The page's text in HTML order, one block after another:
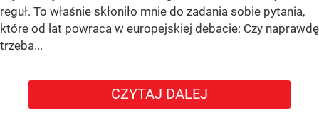
reguł. To właśnie skłoniło mnie do zadania sobie pytania,
które od lat powraca w europejskiej debacie: Czy naprawdę
trzeba...
CZYTAJ DALEJ